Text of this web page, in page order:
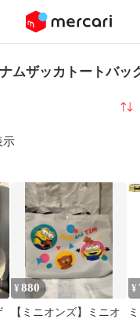
ムザッカトートバッ
示
並
¥880
【ミニオンズ】ミニオ
¥